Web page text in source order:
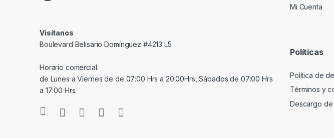
Visítanos
Boulevard Belisario Domínguez #4213 L5
Horario comercial:
de Lunes a Viernes de de 07:00 Hrs a 20:00Hrs, Sábados de 07:00 Hrs
a 17:00 Hrs.
Mi Cuenta
Políticas
Política de
Términos y
Descargo